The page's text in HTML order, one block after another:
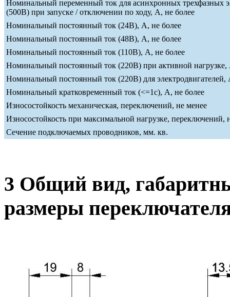
Номинальный переменный ток для асинхронных трехфазных
(500В) при запуске / отключении по ходу, А, не более
Номинальный постоянный ток (24В), А, не более
Номинальный постоянный ток (48В), А, не более
Номинальный постоянный ток (110В), А, не более
Номинальный постоянный ток (220В) при активной нагрузке,
Номинальный постоянный ток (220В) для электродвигателей,
Номинальный кратковременный ток (<=1c), А, не более
Износостойкость механическая, переключений, не менее
Износостойкость при максимальной нагрузке, переключений,
Сечение подключаемых проводников, мм. кв.
3 Общий вид,
размеры